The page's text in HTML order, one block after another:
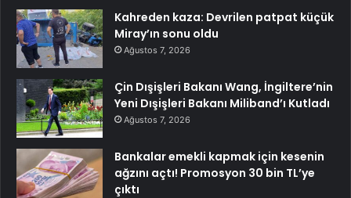
Kahreden kaza: Devrilen patpat küçük
Miray’ın sonu oldu
Ağustos 7, 2026
Çin Dışişleri Bakanı Wang, İngiltere’nin
Yeni Dışişleri Bakanı Miliband’ı Kutladı
Ağustos 7, 2026
Bankalar emekli kapmak için kesenin
ağzını açtı! Promosyon 30 bin TL’ye
çıktı